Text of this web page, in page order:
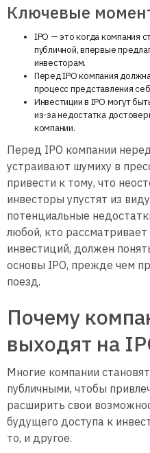
Ключевые
IPO — это когда компания
публичной, впервые
инвесторам.
Перед IPO компания
процесс представления
Инвестиции в IPO могут
из-за недостатка
компании.
Перед IPO компании
устраивают шумиху в
привести к тому, что
инвесторы упустят из виду
потенциальные
любой, кто рассматривает
инвестиций, должен
основы IPO, прежде чем
поезд.
Почему
выходят на
Многие компании
публичными, чтобы
расширить свои
будущего доступа к
то, и другое.